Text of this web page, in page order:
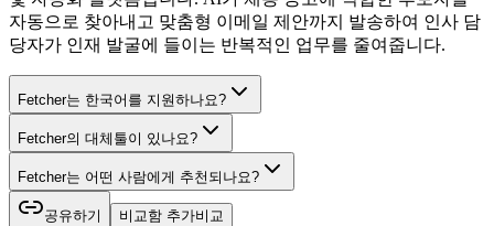
자동으로 찾아내고 맞춤형 이메일 제안까지 발송하여 인사 담
당자가 인재 발굴에 들이는 반복적인 업무를 줄여줍니다.
Fetcher는 한국어를 지원하나요?
Fetcher의 대체툴이 있나요?
Fetcher는 어떤 사람에게 추천되나요?
공유하기 비교함 추가비교